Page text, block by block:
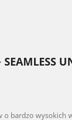
o bardzo wysokich